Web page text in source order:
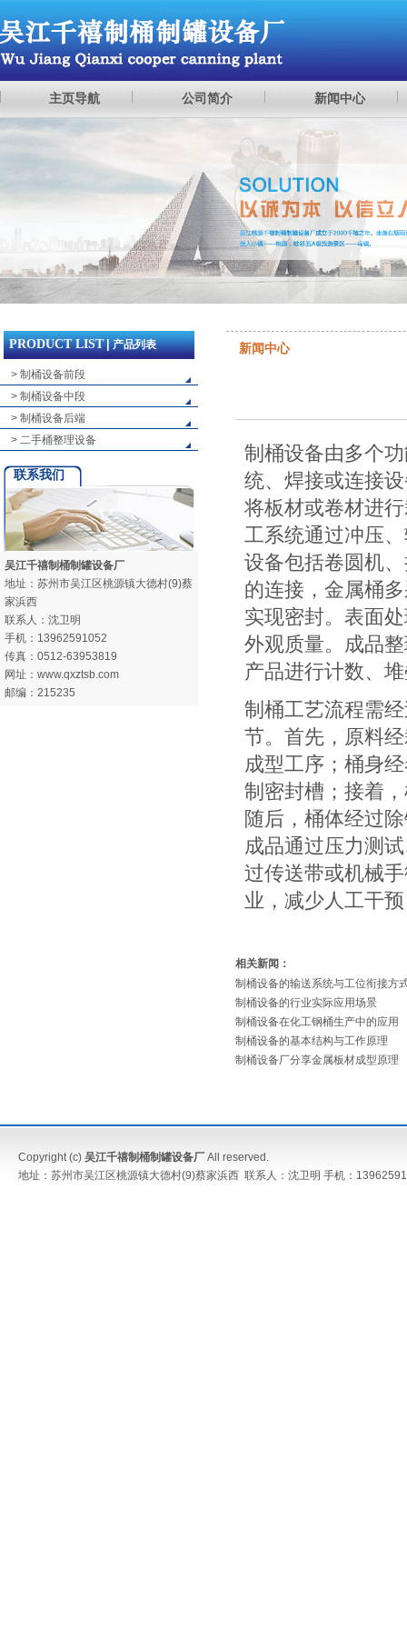
主页导航 公司简介 新闻中心
PRODUCT LIST | 产品列表
> 制桶设备前段
> 制桶设备中段
> 制桶设备后端
> 二手桶整理设备
联系我们
吴江千禧制桶制罐设备厂
地址：苏州市吴江区桃源镇大德村(9)蔡
家浜西
联系人：沈卫明
手机：13962591052
传真：0512-63953819
网址：www.qxztsb.com
邮编：215235
新闻中心
制桶设备由多个
统、焊接或连接
将板材或卷材进
工系统通过冲压
设备包括卷圆机
的连接，金属桶
实现密封。表面
外观质量。成品
产品进行计数、
制桶工艺流程需
节。首先，原料
成型工序；桶身
制密封槽；接着
随后，桶体经过
成品通过压力测
过传送带或机械
业，减少人工干
相关新闻：
制桶设备的输送系统与工位衔接方
制桶设备的行业实际应用场景
制桶设备在化工钢桶生产中的应用
制桶设备的基本结构与工作原理
制桶设备厂分享金属板材成型原理
Copyright (c) 吴江千禧制桶制罐设备厂 All reserved.
地址：苏州市吴江区桃源镇大德村(9)蔡家浜西 联系人：沈卫明 手机：